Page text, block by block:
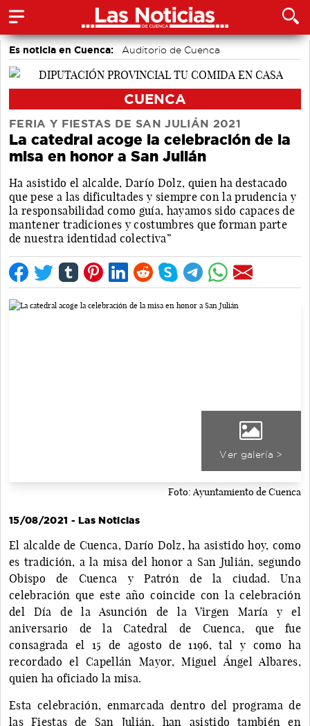
Es noticia en Cuenca: Auditorio de Cuenca
CUENCA
FERIA Y FIESTAS DE SAN JULIÁN 2021
La catedral acoge la celebración de la
misa en honor a San Julián
Ha asistido el alcalde, Darío Dolz, quien ha destacado
que pese a las dificultades y siempre con la prudencia y
la responsabilidad como guía, hayamos sido capaces de
mantener tradiciones y costumbres que forman parte
de nuestra identidad colectiva”
Ver galería >
Foto: Ayuntamiento de Cuenca
15/08/2021 - Las Noticias
El alcalde de Cuenca, Darío Dolz, ha asistido hoy, como
es tradición, a la misa del honor a San Julián, segundo
Obispo de Cuenca y Patrón de la ciudad. Una
celebración que este año coincide con la celebración
del Día de la Asunción de la Virgen María y el
aniversario de la Catedral de Cuenca, que fue
consagrada el 15 de agosto de 1196, tal y como ha
recordado el Capellán Mayor, Miguel Ángel Albares,
quien ha oficiado la misa.
Esta celebración, enmarcada dentro del programa de
las Fiestas de San Julián, han asistido también en